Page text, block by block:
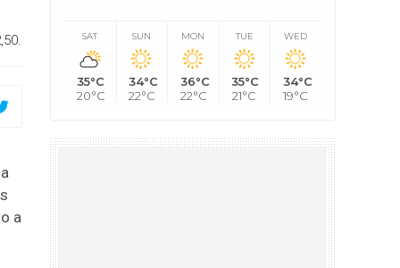
a
SAT
35°C
20°C
SUN
34°C
22°C
MON
36°C
22°C
TUE
35°C
21°C
WED
34°C
19°C